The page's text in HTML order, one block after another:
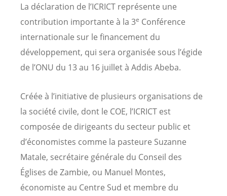
La déclaration de l’ICRICT représente une
contribution importante à la 3e Conférence
internationale sur le financement du
développement, qui sera organisée sous l’égide
de l’ONU du 13 au 16 juillet à Addis Abeba.
Créée à l’initiative de plusieurs organisations de
la société civile, dont le COE, l’ICRICT est
composée de dirigeants du secteur public et
d’économistes comme la pasteure Suzanne
Matale, secrétaire générale du Conseil des
Églises de Zambie, ou Manuel Montes,
économiste au Centre Sud et membre du